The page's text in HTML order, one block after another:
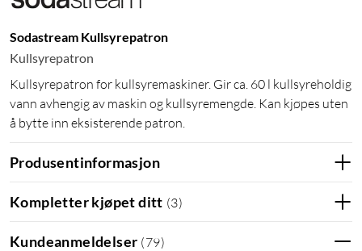
Sodastream Kullsyrepatron
Kullsyrepatron
Kullsyrepatron for kullsyremaskiner. Gir ca. 60 l kullsyreholdig
vann avhengig av maskin og kullsyremengde. Kan kjøpes uten
å bytte inn eksisterende patron.
Produsentinformasjon
Kompletter kjøpet ditt (3)
Kundeanmeldelser (79)